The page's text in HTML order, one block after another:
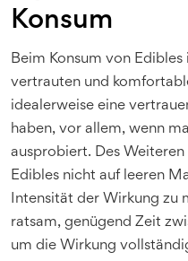
Konsum
Beim Konsum von
vertrauten und
idealerweise eine
haben, vor allem, wenn
ausprobiert. Des
Edibles nicht auf leeren
Intensität der Wirkung zu
ratsam, genügend Zeit
um die Wirkung